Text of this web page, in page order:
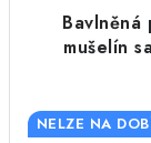
mušelín
NELZE NA